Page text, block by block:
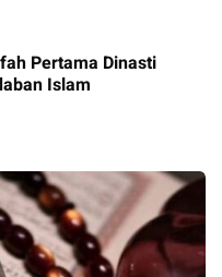
Pertama Dinasti
Islam